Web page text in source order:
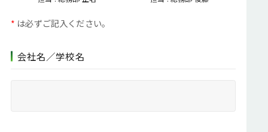
* は必ずご記入ください。
会社名／学校名